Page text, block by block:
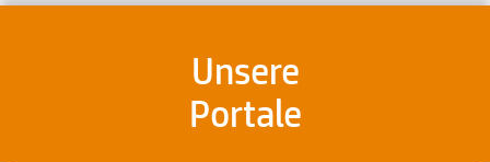
Unsere
Portale